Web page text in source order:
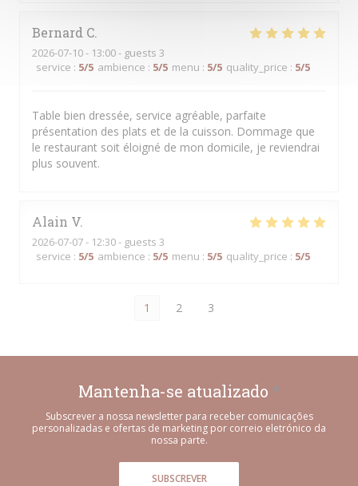
Bernard C
2026-07-10- 13:00 - guests 3
service : 5/5 ambience : 5/5 menu : 5/5 quality_price : 5/5
Table bien dressée, service agréable, parfaite
présentation des plats et de la cuisson. Dommage que
le restaurant soit éloigné de mon domicile, je reviendrai
plus souvent.
Alain V
2026-07-07- 12:30 - guests 3
service : 5/5 ambience : 5/5 menu : 5/5 quality_price : 5/5
1 2 3
Mantenha-se atualizado *
Subscrever a nossa newsletter para receber comunicações
personalizadas e ofertas de marketing por correio eletrónico da
nossa parte.
SUBSCREVER